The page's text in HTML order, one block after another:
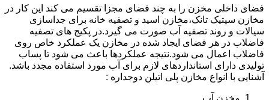
فضای داخلی مخزن را به چند فضای مجزا تقسیم می کند این کار در
مخازن سپتیک تانک،مخازن اسید و تصفیه خانه برای جداسازی
سیالات و روند تصفیه آب صورت می گیرد.در پکیج های تصفیه
فاضلاب در هر فضای ایجاد شده در مخازن یک عملکرد خاص روی
فاضلاب اعمال می شود.نتیجه عملکردها باعث می شود تا پساب
تولیدی دارای استانداردهای لازم برای آب مورد استفاده مجدد باشد.
آشنایی با انواع مخازن پلی اتیلن دوجداره :
مخزن آب